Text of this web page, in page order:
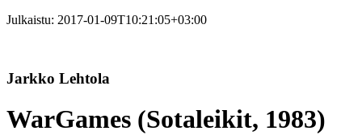
Julkaistu: 2017-01-09T10:21:05+03:00
Jarkko Lehtola
WarGames (Sotaleikit, 1983)